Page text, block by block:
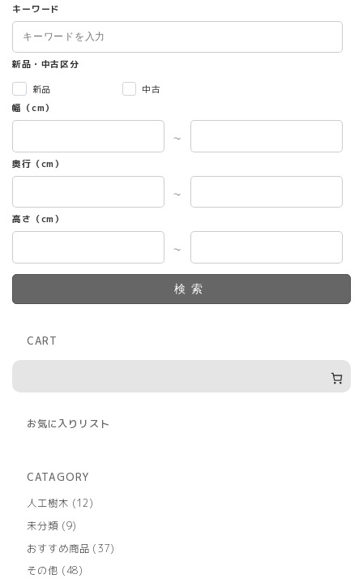
キーワード
新品・中古区分
新品
中古
幅（cm）
～
奥行（cm）
～
高さ（cm）
～
検索
CART
お気に入りリスト
CATAGORY
人工樹木
1212
商
未分類 99
の
商
おすすめ商品 3737
その他 4848